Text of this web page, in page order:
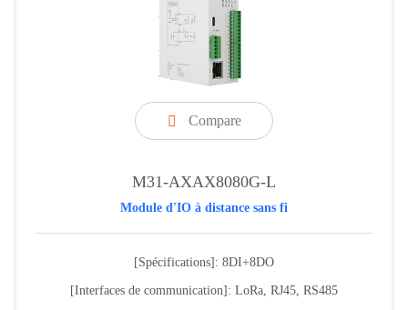
 Compare
M31-AXAX8080G-L
Module d'IO à distance sans fi
[Spécifications]: 8DI+8DO
[Interfaces de communication]: LoRa, RJ45, RS485